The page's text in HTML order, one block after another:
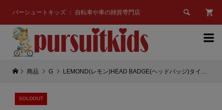
パーシュートキッズ ： 自転車や車の雑貨専門店 

商品 G LEMOND(レモン)HEAD BADGE(ヘッドバッジ)タイプステッカー(Calfee/Dデザイン)
SOLDOUT